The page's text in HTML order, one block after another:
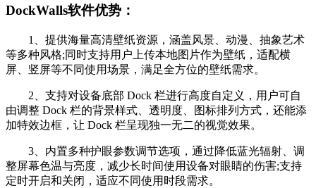
DockWalls软件优势：
1、提供海量高清壁纸资源，涵盖风景、动漫、抽象艺术
等多种风格;同时支持用户上传本地图片作为壁纸，适配横
屏、竖屏等不同使用场景，满足全方位的壁纸需求。
2、支持对设备底部 Dock 栏进行高度自定义，用户可自
由调整 Dock 栏的背景样式、透明度、图标排列方式，还能添
加特效边框，让 Dock 栏呈现独一无二的视觉效果。
3、内置多种护眼参数调节选项，通过降低蓝光辐射、调
整屏幕色温与亮度，减少长时间使用设备对眼睛的伤害;支持
定时开启和关闭，适应不同使用时段需求。